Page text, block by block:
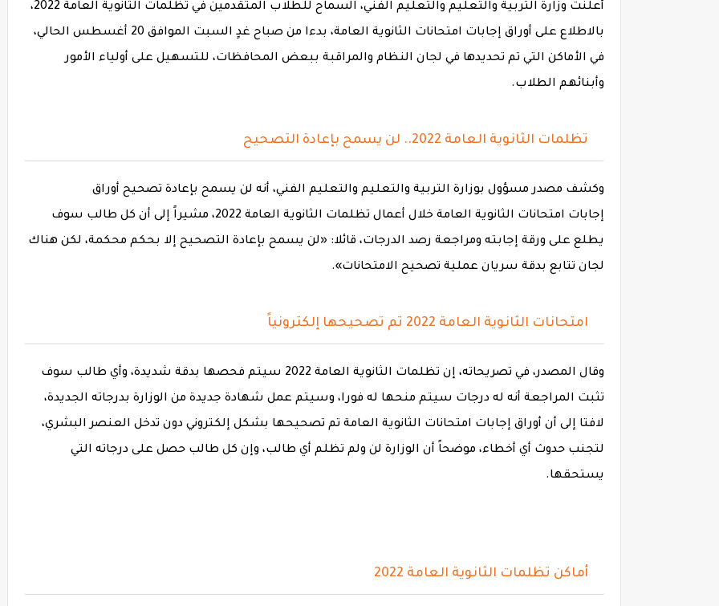
أعلنت وزارة التربية والتعليم والتعليم الفني، السماح للطلاب المتقدمين في تظلمات الثانوية العامة 2022،
بالاطلاع على أوراق إجابات امتحانات الثانوية العامة، بدءا من صباح غدٍ السبت الموافق 20 أغسطس الحالي،
في الأماكن التي تم تحديدها في لجان النظام والمراقبة ببعض المحافظات، للتسهيل على أولياء الأمور
وأبنائهم الطلاب.
تظلمات الثانوية العامة 2022.. لن يسمح بإعادة التصحيح
وكشف مصدر مسؤول بوزارة التربية والتعليم والتعليم الفني، أنه لن يسمح بإعادة تصحيح أوراق
إجابات امتحانات الثانوية العامة خلال أعمال تظلمات الثانوية العامة 2022، مشيراً إلى أن كل طالب سوف
يطلع على ورقة إجابته ومراجعة رصد الدرجات، قائلا: «لن يسمح بإعادة التصحيح إلا بحكم محكمة، لكن هناك
لجان تتابع بدقة سريان عملية تصحيح الامتحانات».
امتحانات الثانوية العامة 2022 تم تصحيحها إلكترونياً
وقال المصدر، في تصريحاته، إن تظلمات الثانوية العامة 2022 سيتم فحصها بدقة شديدة، وأي طالب سوف
تثبت المراجعة أنه له درجات سيتم منحها له فورا، وسيتم عمل شهادة جديدة من الوزارة بدرجاته الجديدة،
لافتا إلى أن أوراق إجابات امتحانات الثانوية العامة تم تصحيحها بشكل إلكتروني دون تدخل العنصر البشري،
لتجنب حدوث أي أخطاء، موضحاً أن الوزارة لن ولم تظلم أي طالب، وإن كل طالب حصل على درجاته التي
يستحقها.
أماكن تظلمات الثانوية العامة 2022